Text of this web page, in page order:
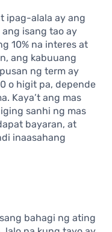
ipag-alala ay ang
isang tao ay
10% na interes at
ang kabuuang
ng term ay
o higit pa, depende
Kaya’t ang mas
sanhi ng mas
bayaran, at
inaasahang
bahagi ng ating